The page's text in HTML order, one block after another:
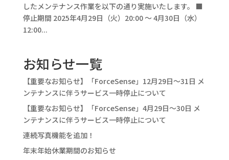
したメンテナンス作業を以下の通り実施いたします。 ■
停止期間 2025年4月29日（火）20:00 ～ 4月30日（水）
12:00...
お知らせ一覧
【重要なお知らせ】「ForceSense」12月29日〜31日 メ
ンテナンスに伴うサービス一時停止について
【重要なお知らせ】「ForceSense」4月29日〜30日 メ
ンテナンスに伴うサービス一時停止について
連続写真機能を追加！
年末年始休業期間のお知らせ